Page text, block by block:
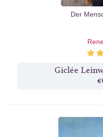
Der
Giclée